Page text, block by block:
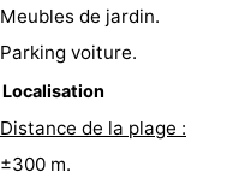
Meubles de jardin.
Parking voiture.
Localisation
Distance de la plage :
±300 m.